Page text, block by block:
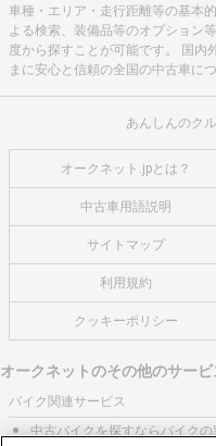
車種・エリア・走行距離等の基本
よる検索、装備品等のオプション
度から探すことが可能です。 国内
まに安心と信頼の全国の中古車に
あんしんのク
オークネット.jpとは？
中古車用語説明
サイトマップ
利用規約
クッキーポリシー
オークネットのその他のサービ
バイク関連サービス
中古バイクを探すならバイクの